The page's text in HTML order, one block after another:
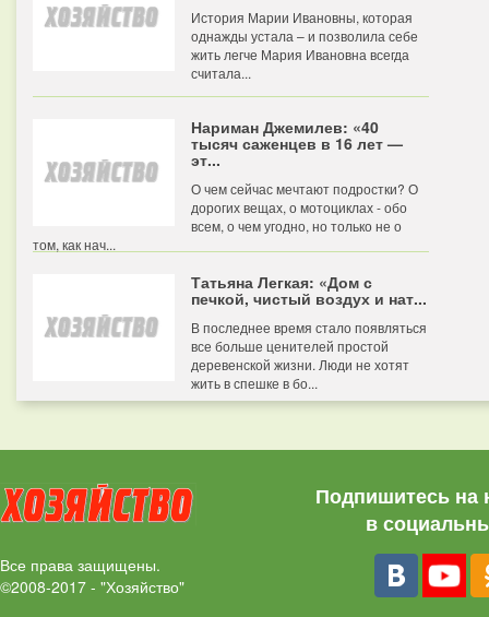
История Марии Ивановны, которая
однажды устала – и позволила себе
жить легче Мария Ивановна всегда
считала...
Нариман Джемилев: «40
тысяч саженцев в 16 лет —
эт...
О чем сейчас мечтают подростки? О
дорогих вещах, о мотоциклах - обо
всем, о чем угодно, но только не о
том, как нач...
Татьяна Легкая: «Дом с
печкой, чистый воздух и нат...
В последнее время стало появляться
все больше ценителей простой
деревенской жизни. Люди не хотят
жить в спешке в бо...
Все права защищены.
©2008-2017 - "Хозяйство"
Подпишитесь на
в